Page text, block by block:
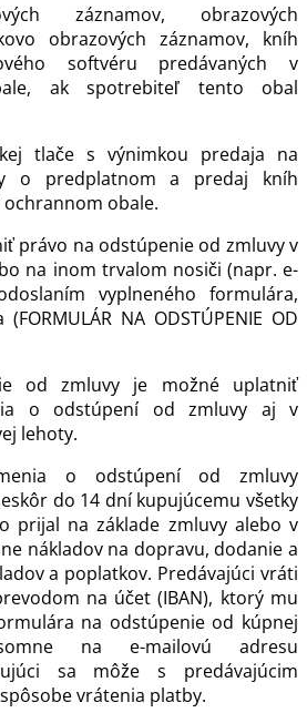
záznamov, obrazových
obrazových záznamov, kníh
softvéru predávaných v
ak spotrebiteľ tento obal
tlače s výnimkou predaja na
o predplatnom a predaj kníh
obale.
právo na odstúpenie od zmluvy v
na inom trvalom nosiči (napr. e-
vyplneného formulára,
NA ODSTÚPENIE OD
od zmluvy je možné uplatniť
o odstúpení od zmluvy aj v
lehoty.
o odstúpení od zmluvy
do 14 dní kupujúcemu všetky
prijal na základe zmluvy alebo v
nákladov na dopravu, dodanie a
a poplatkov. Predávajúci vráti
na účet (IBAN), ktorý mu
na odstúpenie od kúpnej
na e-mailovú adresu
sa môže s predávajúcim
vrátenia platby.